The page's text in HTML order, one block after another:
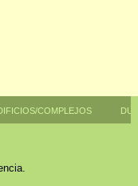
Complejos